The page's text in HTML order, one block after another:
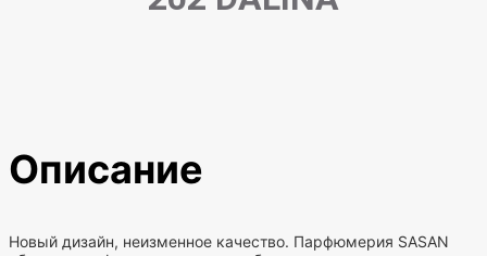
Описание
Новый дизайн, неизменное качество. Парфюмерия SASAN